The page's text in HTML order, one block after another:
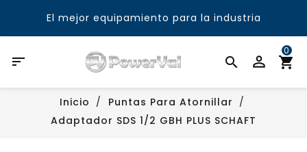
El mejor equipamiento para la industria

0
Inicio
Puntas Para Atornillar
Adaptador SDS 1/2 GBH PLUS SCHAFT